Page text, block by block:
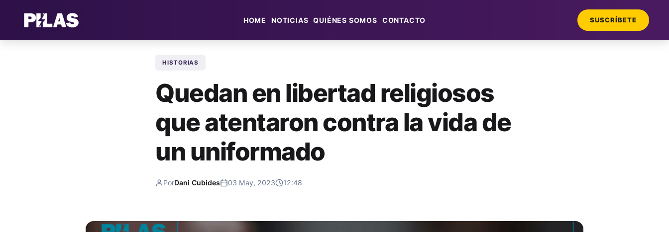
HOME NOTICIAS QUIÉNES SOMOS CONTACTO SUSCRÍBETE
HISTORIAS
Quedan en libertad religiosos
que atentaron contra la vida de
un uniformado
PorDani Cubides 03 May, 2023 12:48